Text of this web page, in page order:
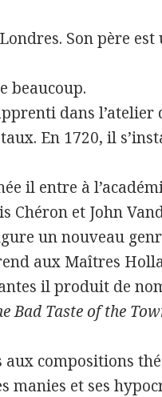
Son père
beaucoup.
dans l’atelier
En 1720, il
il entre à
Chéron et John
un nouveau
aux Maîtres
il produit de
Bad Taste of the
aux compositions
manies et ses